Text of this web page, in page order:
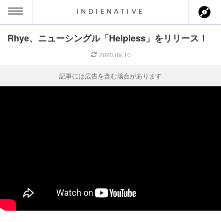
MENU
ス情報
ト
INDIENATIVE
Rhye、ニューシングル「Helpless」をリリース！
2020.09.10
記事には広告を含む場合があります